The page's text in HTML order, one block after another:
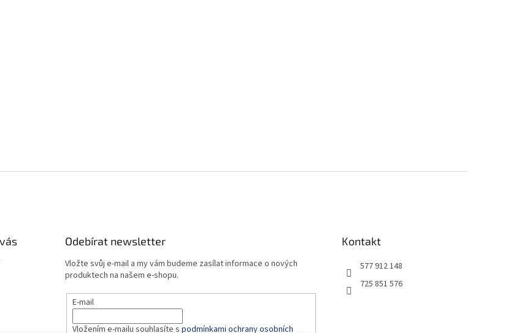
Odebírat newsletter
Vložte svůj e-mail a my vám budeme zasílat informace o nových
produktech na našem e-shopu.
E-mail
Vložením e-mailu souhlasíte s podmínkami ochrany osobních
Kontakt
577 912 148
725 851 576